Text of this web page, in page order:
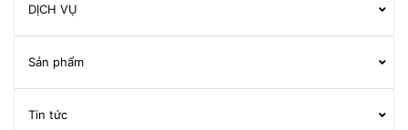
DỊCH VỤ
Sản phẩm
Tin tức